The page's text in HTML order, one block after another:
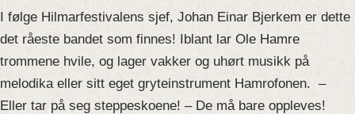
I følge Hilmarfestivalens sjef, Johan Einar Bjerkem er dette
det råeste bandet som finnes! Iblant lar Ole Hamre
trommene hvile, og lager vakker og uhørt musikk på
melodika eller sitt eget gryteinstrument Hamrofonen. –
Eller tar på seg steppeskoene! – De må bare oppleves!